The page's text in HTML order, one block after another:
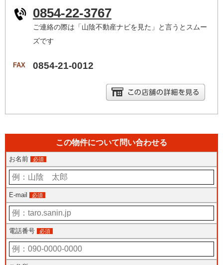
0854-22-3767
ご連絡の際は「山陰不動産ナビを見た」と言うとスムー
ズです
FAX 0854-21-0012